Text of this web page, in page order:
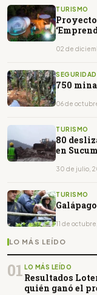
TURISMO
02 de
SEGURIDAD
750
06 de
TURISMO
80
en
30 de julio,
TURISMO
11 de
LO MÁS LEÍDO
01 LO MÁS LEÍDO
Resultados
quién ganó el